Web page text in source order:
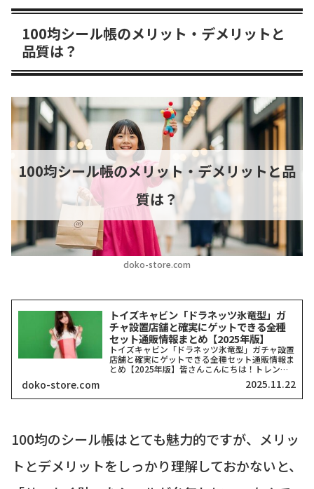
100均シール帳のメリット・デメリットと
品質は？
doko-store.com
100均シール帳のメリット・デメリットと品
質は？
トイズキャビン「ドラネッツ氷竜型」ガ
チャ設置店舗と確実にゲットできる全種
セット通販情報まとめ【2025年版】
トイズキャビン「ドラネッツ氷竜型」ガチャ設置
店舗と確実にゲットできる全種セット通販情報ま
とめ【2025年版】皆さんこんにちは！トレンド
を探求する筆者「どこストア」です！今回ご紹介
するのは、カプセルトイ業界で今、最も注目を集
めていると言っても...
doko-store.com 2025.11.22
100均のシール帳はとても魅力的ですが、メリッ
トとデメリットをしっかり理解しておかないと、